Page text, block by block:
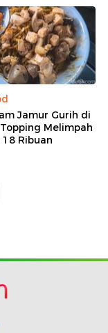
Jamur Gurih di
Melimpah
18 Ribuan